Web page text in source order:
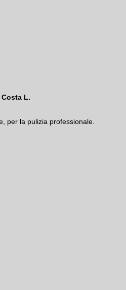
Costa L.
per la pulizia professionale.